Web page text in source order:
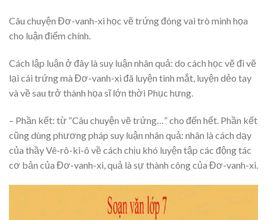
Câu chuyện Đơ-vanh-xi học vẽ trứng đóng vai trò minh họa
cho luận điểm chính.
Cách lập luận ở đây là suy luận nhân quả: do cách học vẽ đi vẽ
lại cái trứng mà Đơ-vanh-xi đã luyện tinh mắt, luyện dẻo tay
và về sau trở thành họa sĩ lớn thời Phục hưng.
– Phần kết: từ “Câu chuyện vẽ trứng…” cho đến hết. Phần kết
cũng dùng phương pháp suy luận nhân quả: nhân là cách dạy
của thầy Vê-rô-ki-ô về cách chịu khó luyện tập các động tác
cơ bản của Đơ-vanh-xi, quả là sự thành công của Đơ-vanh-xi.